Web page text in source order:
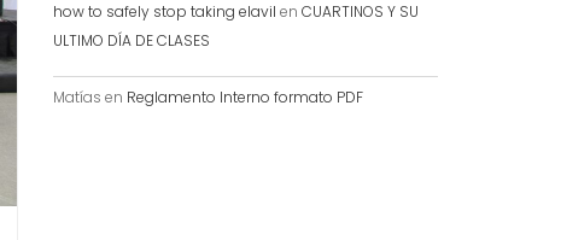
how to safely stop taking elavil en CUARTINOS Y SU
ULTIMO DÍA DE CLASES
Matías en Reglamento Interno formato PDF